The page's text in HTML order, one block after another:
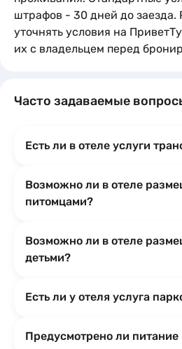
штрафов - 30 дней до заезда.
уточнять условия на
их с владельцем перед
Часто задаваемые
Есть ли в отеле услуги
Возможно ли в отеле
питомцами?
Возможно ли в отеле
детьми?
Есть ли у отеля услуга
Предусмотрено ли питание